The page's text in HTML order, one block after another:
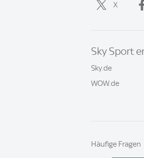
X
Sky Sport
Sky.de
WOW.de
Häufige Fragen